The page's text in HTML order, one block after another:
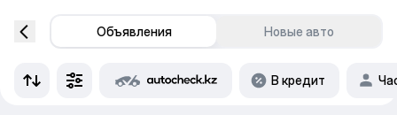
Объявления Новые авто
В кредит